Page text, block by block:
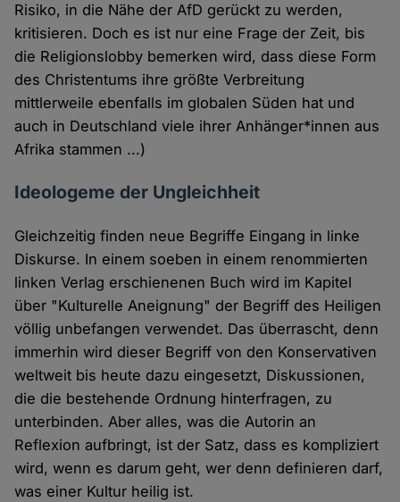
Risiko, in die Nähe der AfD gerückt zu werden,
kritisieren. Doch es ist nur eine Frage der Zeit, bis
die Religionslobby bemerken wird, dass diese Form
des Christentums ihre größte Verbreitung
mittlerweile ebenfalls im globalen Süden hat und
auch in Deutschland viele ihrer Anhänger*innen aus
Afrika stammen ...)
Ideologeme der Ungleichheit
Gleichzeitig finden neue Begriffe Eingang in linke
Diskurse. In einem soeben in einem renommierten
linken Verlag erschienenen Buch wird im Kapitel
über "Kulturelle Aneignung" der Begriff des Heiligen
völlig unbefangen verwendet. Das überrascht, denn
immerhin wird dieser Begriff von den Konservativen
weltweit bis heute dazu eingesetzt, Diskussionen,
die die bestehende Ordnung hinterfragen, zu
unterbinden. Aber alles, was die Autorin an
Reflexion aufbringt, ist der Satz, dass es kompliziert
wird, wenn es darum geht, wer denn definieren darf,
was einer Kultur heilig ist.